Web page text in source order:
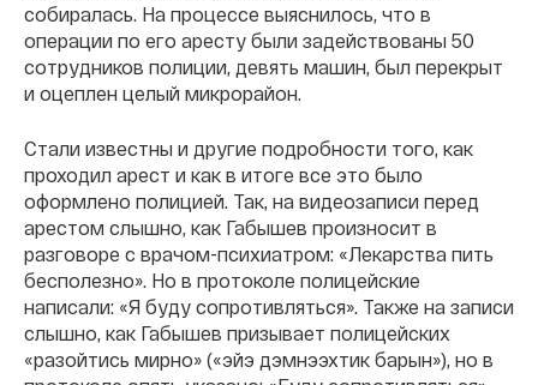
собиралась. На процессе выяснилось, что в
операции по его аресту были задействованы 50
сотрудников полиции, девять машин, был перекрыт
и оцеплен целый микрорайон.
Стали известны и другие подробности того, как
проходил арест и как в итоге все это было
оформлено полицией. Так, на видеозаписи перед
арестом слышно, как Габышев произносит в
разговоре с врачом-психиатром: «Лекарства пить
бесполезно». Но в протоколе полицейские
написали: «Я буду сопротивляться». Также на записи
слышно, как Габышев призывает полицейских
«разойтись мирно» («эйэ дэмнээхтик барын»), но в